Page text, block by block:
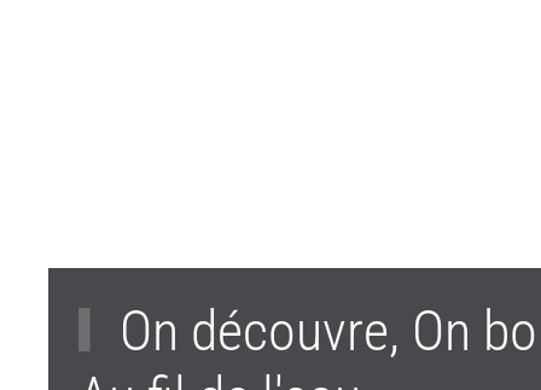
On découvre, On